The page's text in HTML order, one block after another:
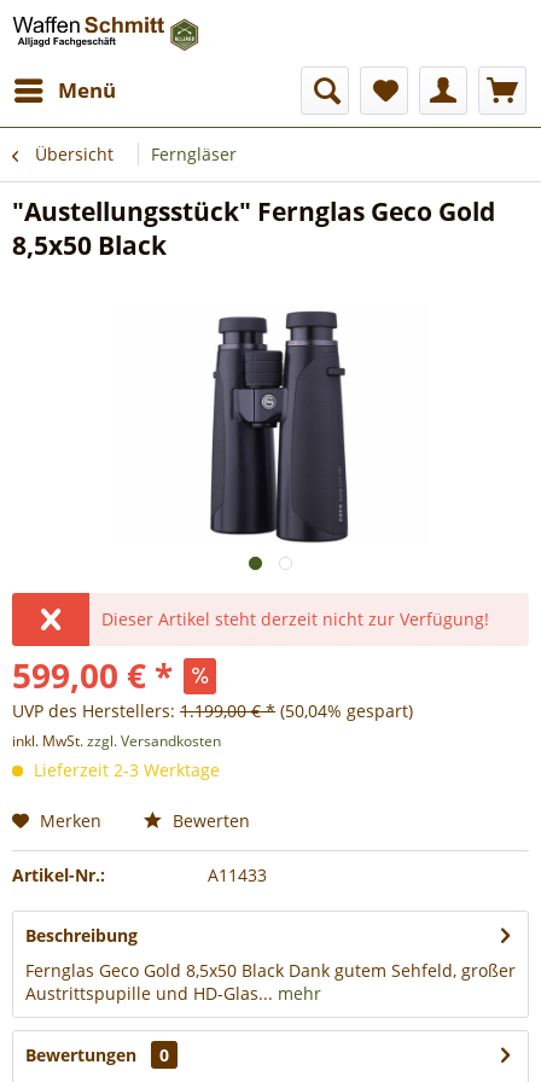
Menü
Übersicht Ferngläser
"Austellungsstück" Fernglas Geco Gold
8,5x50 Black
Dieser Artikel steht derzeit nicht zur Verfügung!
599,00 € *
UVP des Herstellers: 1.199,00 € * (50,04% gespart)
inkl. MwSt.zzgl. Versandkosten
Lieferzeit 2-3 Werktage
Merken Bewerten
Artikel-Nr.: A11433
Beschreibung
Fernglas Geco Gold 8,5x50 Black Dank gutem Sehfeld, großer
Austrittspupille und HD-Glas... mehr
Bewertungen
0